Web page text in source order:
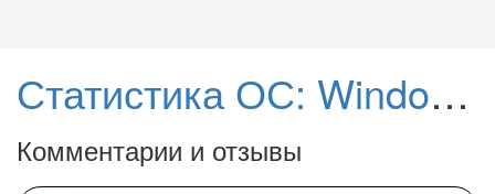
Статистика ОС: Windows 10 укрепляет позиции, но Windows 7 «не сдастся без боя»
Комментарии и отзывы